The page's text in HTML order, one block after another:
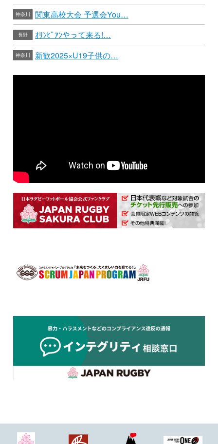
神奈川 関東高校大会 予選会You…
長野 ｵﾘﾝﾋﾟｱﾝやって来る!…
神奈川 新歓2025×U19子供の…